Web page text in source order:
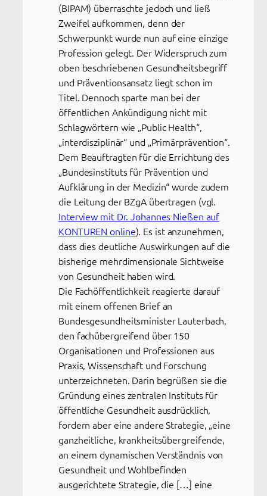
(BIPAM) überraschte jedoch und ließ
Zweifel aufkommen, denn der
Schwerpunkt wurde nun auf eine einzige
Profession gelegt. Der Widerspruch zum
oben beschriebenen Gesundheitsbegriff
und Präventionsansatz liegt schon im
Titel. Dennoch sparte man bei der
öffentlichen Ankündigung nicht mit
Schlagwörtern wie „Public Health“,
„interdisziplinär“ und „Primärprävention“.
Dem Beauftragten für die Errichtung des
„Bundesinstituts für Prävention und
Aufklärung in der Medizin“ wurde zudem
die Leitung der BZgA übertragen (vgl.
Interview mit Dr. Johannes Nießen auf
KONTUREN online). Es ist anzunehmen,
dass dies deutliche Auswirkungen auf die
bisherige mehrdimensionale Sichtweise
von Gesundheit haben wird.
Die Fachöffentlichkeit reagierte darauf
mit einem offenen Brief an
Bundesgesundheitsminister Lauterbach,
den fachübergreifend über 150
Organisationen und Professionen aus
Praxis, Wissenschaft und Forschung
unterzeichneten. Darin begrüßen sie die
Gründung eines zentralen Instituts für
öffentliche Gesundheit ausdrücklich,
fordern aber eine andere Strategie, „eine
ganzheitliche, krankheitsübergreifende,
an einem dynamischen Verständnis von
Gesundheit und Wohlbefinden
ausgerichtete Strategie, die […] eine